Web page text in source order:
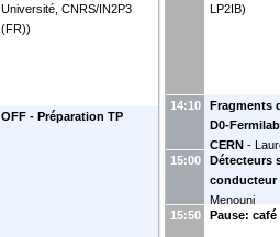
Université, CNRS/IN2P3
(FR))
OFF - Préparation TP
LP2IB)
14:10
Fragments
D0-
CERN -
(Saclay
15:00
Détecteurs
conducteur
Menouni
15:50
Pause: café